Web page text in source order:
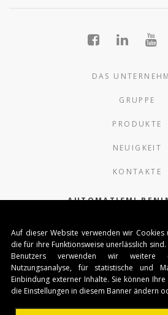
DAS
GRUPPE
PRODUKTE
NEUIGKEIT
KONTAKTE
AUTOMATISMI
36066 Sandrigo
Capitale Sociale €
interamente versato
Tribunale di
Auf dieser Website verwenden wir Cookies
die für ihre Funktionsweise unerlässlich
Benutzers verwenden wir weitere
Nutzungsanalyse, für statistische und
Einbindung externer Inhalte. Sie können
die Einstellungen in diesem Banner ändern